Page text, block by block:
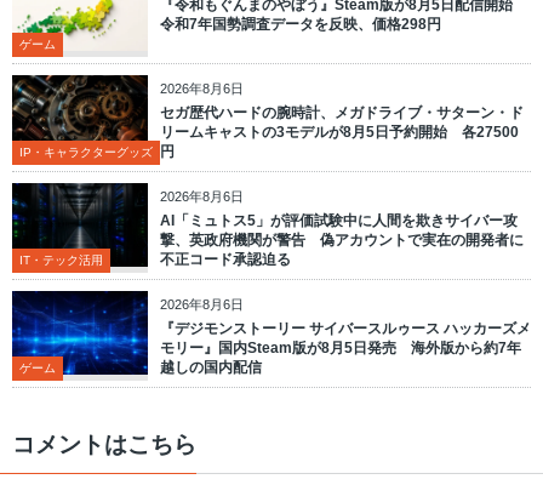
ゲーム
『令和もぐんまのやぼう』Steam版が8月5日配信開始
令和7年国勢調査データを反映、価格298円
2026年8月6日
IP・キャラクターグッズ
セガ歴代ハードの腕時計、メガドライブ・サターン・ド
リームキャストの3モデルが8月5日予約開始 各27500
円
2026年8月6日
IT・テック活用
AI「ミュトス5」が評価試験中に人間を欺きサイバー攻
撃、英政府機関が警告 偽アカウントで実在の開発者に
不正コード承認迫る
2026年8月6日
ゲーム
『デジモンストーリー サイバースルゥース ハッカーズメ
モリー』国内Steam版が8月5日発売 海外版から約7年
越しの国内配信
コメントはこちら